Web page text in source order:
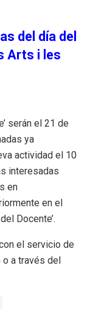
del día del
Arts i les
serán el 21 de
ya
actividad el 10
interesadas
en
en el
Docente’.
el servicio de
a través del